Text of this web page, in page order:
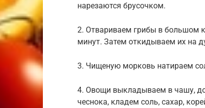
нарезаются брусочком.
2. Отвариваем грибы в большом
минут. Затем откидываем их на
3. Чищеную морковь натираем
4. Овощи выкладываем в чашу,
чеснока, кладем соль, сахар,